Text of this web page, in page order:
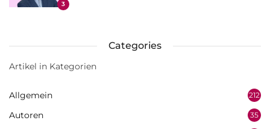
3
Categories
Artikel in Kategorien
Allgemein 212
Autoren 35